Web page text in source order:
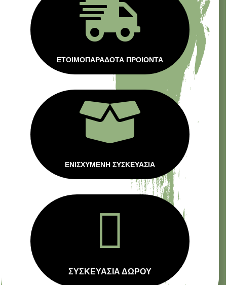

ΕΤΟΙΜΟΠΑΡΑΔΟΤΑ ΠΡΟΙΟΝΤΑ

ΕΝΙΣΧΥΜΕΝΗ ΣΥΣΚΕΥΑΣΙΑ

ΣΥΣΚΕΥΑΣΙΑ ΔΩΡΟΥ